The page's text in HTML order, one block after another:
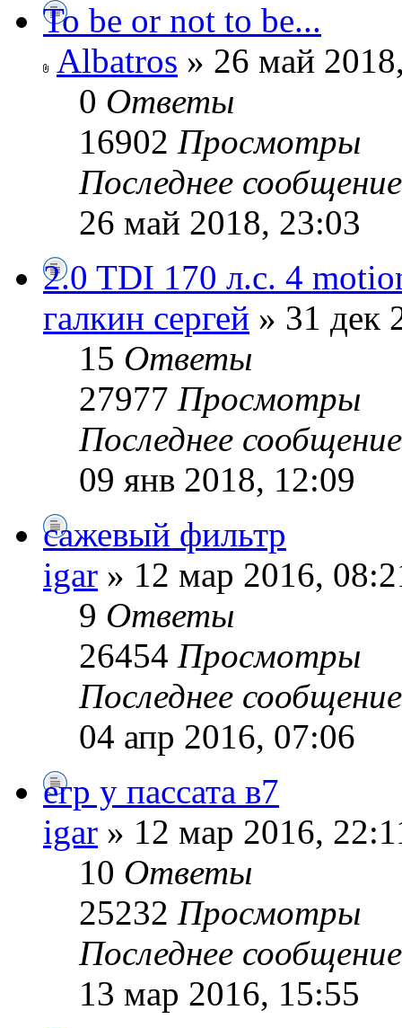
To be or not to be...
Albatros » 26 май
0 Ответы
16902 Просмотры
Последнее
26 май 2018, 23:03
2.0 TDI 170 л.с. 4
галкин сергей » 31 дек
15 Ответы
27977 Просмотры
Последнее
09 янв 2018, 12:09
сажевый фильтр
igar » 12 мар 2016,
9 Ответы
26454 Просмотры
Последнее
04 апр 2016, 07:06
егр у пассата в7
igar » 12 мар 2016,
10 Ответы
25232 Просмотры
Последнее
13 мар 2016, 15:55